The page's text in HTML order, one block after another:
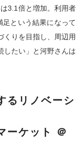
3.1倍と増加。利用者
という結果になって
くりを目指し、周辺用
したい」と河野さんは
るリノベーシ
ーケット ＠